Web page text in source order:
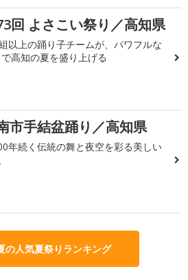
回 よさこい祭り／高知県
以上の踊り子チームが、パワフルな
高知の夏を盛り上げる
市手結盆踊り／高知県
年続く伝統の舞と夜空を彩る美しい
の人気夏祭りランキング